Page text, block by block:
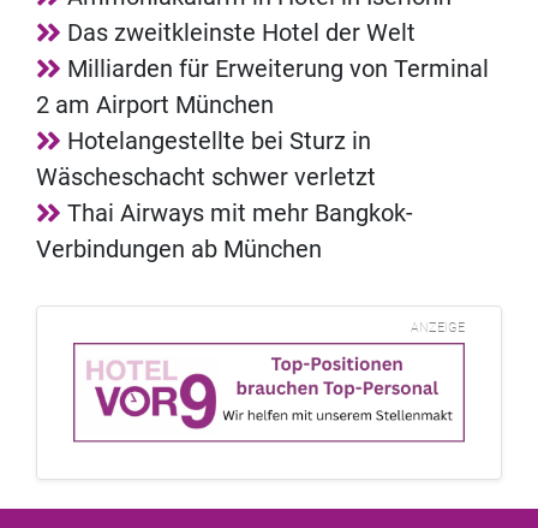
Das zweitkleinste Hotel der Welt
Milliarden für Erweiterung von Terminal
2 am Airport München
Hotelangestellte bei Sturz in
Wäscheschacht schwer verletzt
Thai Airways mit mehr Bangkok-
Verbindungen ab München
ANZEIGE